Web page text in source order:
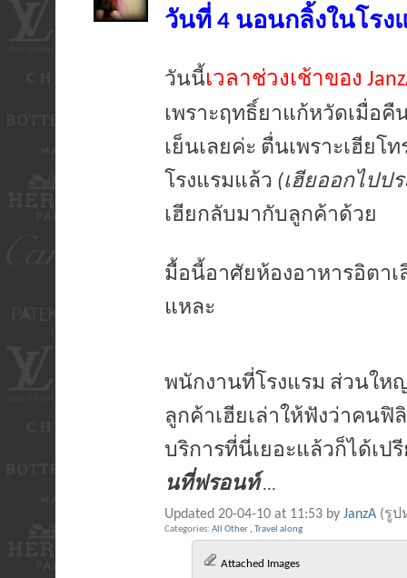
วันที่ 4 นอนกลิ้งในโรง
วันนี้เวลาช่วงเช้าของ
เพราะฤทธิ์ยาแก้หวัดเมื่อ
เย็นเลยค่ะ ตื่นเพราะเฮียโ
โรงแรมแล้ว (เฮียออกไปป
เฮียกลับมากับลูกค้าด้วย
มื้อนี้อาศัยห้องอาหารอิตาเ
แหละ
พนักงานที่โรงแรม ส่วนใ
ลูกค้าเฮียเล่าให้ฟังว่าคน
บริการที่นี่เยอะแล้วก็ได้เป
นที่ฟรอนท์ ...
Updated 20-04-10 at 11:53 by JanzA (รูป
Categories All Other, Travel along
Attached Images